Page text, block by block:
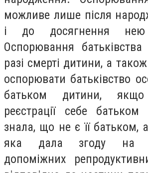
можливе лише після
і до досягнення нею
Оспорювання
разі смерті дитини, а
оспорювати батьківство
батьком дитини,
реєстрації себе
знала, що не є її батьком,
яка дала згоду на
допоміжних